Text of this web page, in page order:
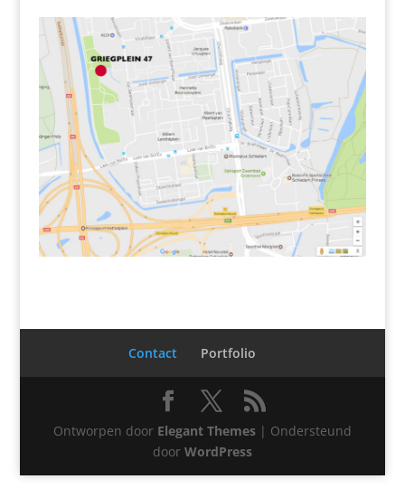
Contact Portfolio
Ontworpen door Elegant Themes| Ondersteund
door WordPress